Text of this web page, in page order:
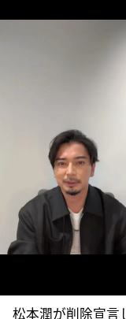
松本潤が削除宣言